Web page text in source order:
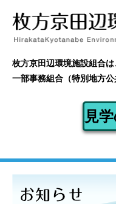
枚方京田辺環境施設組合は
一部事務組合（特別地方公
見